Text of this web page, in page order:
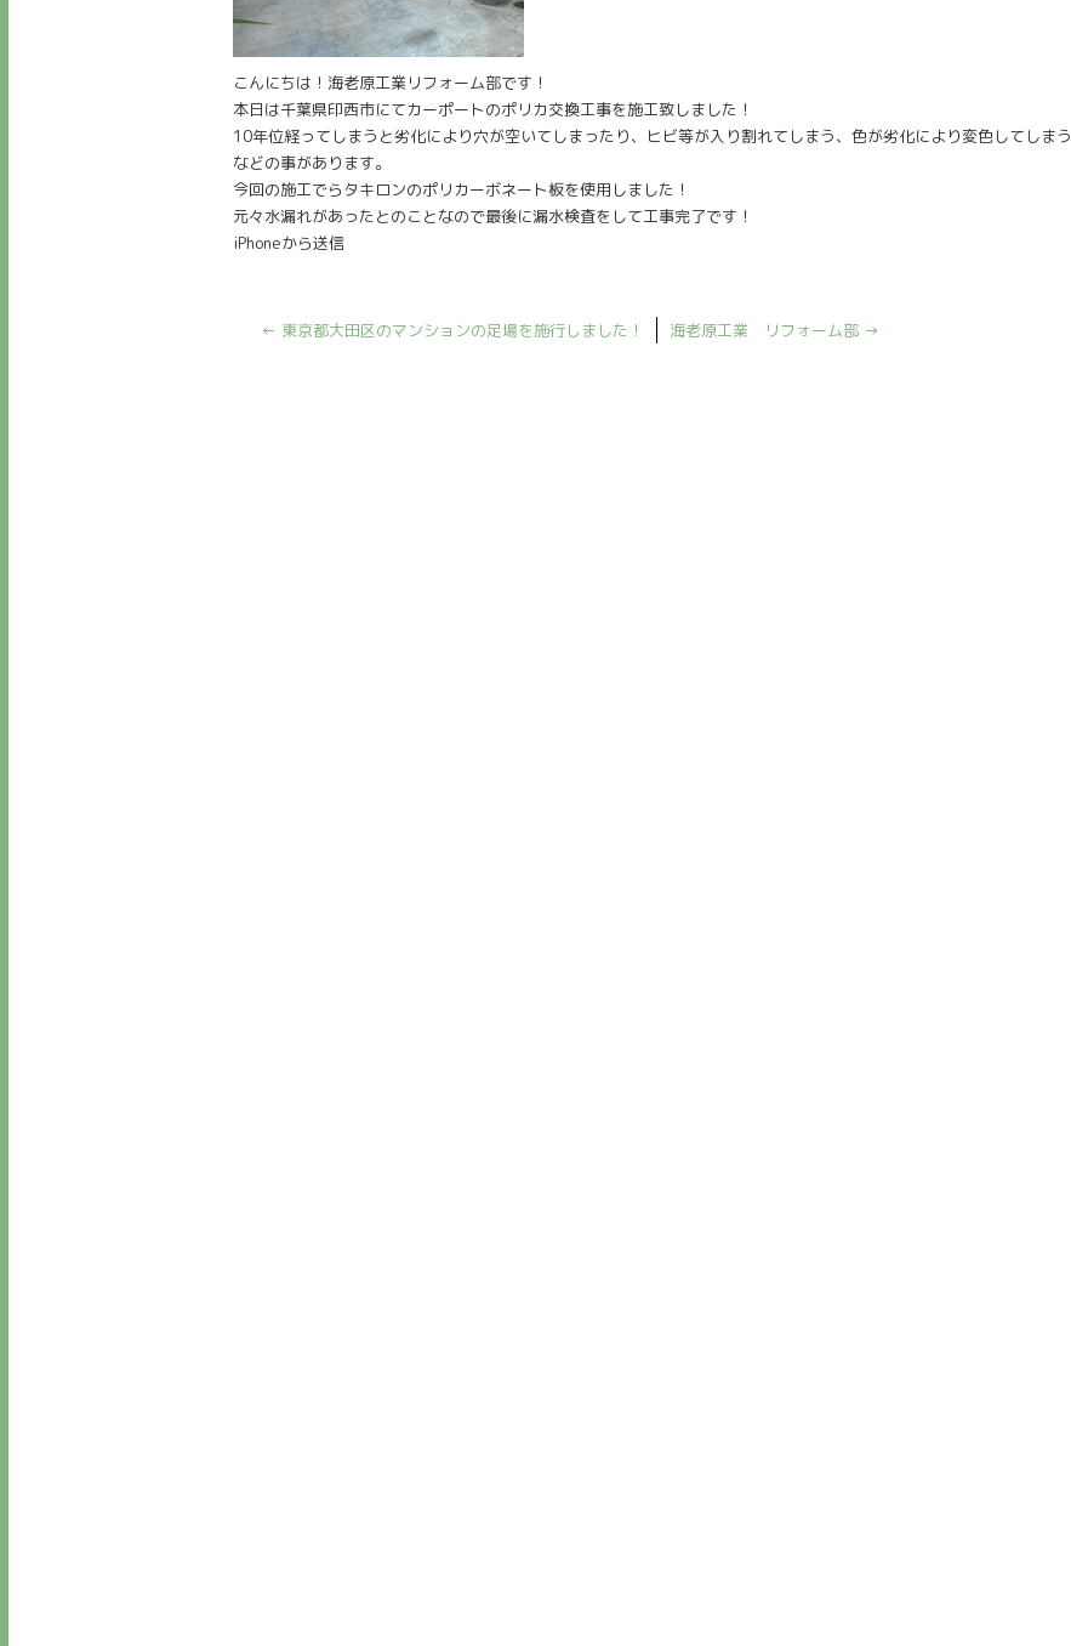
こんにちは！海老原工業リフォーム部です！
本日は千葉県印西市にてカーポートのポリカ交換工事を施工致しました！
10年位経ってしまうと劣化により穴が空いてしまったり、ヒビ等が入り割れてしまう、色が劣化により変色してしまう
などの事があります。
今回の施工でらタキロンのポリカーボネート板を使用しました！
元々水漏れがあったとのことなので最後に漏水検査をして工事完了です！
iPhoneから送信
← 東京都大田区のマンションの足場を施行しました！ 海老原工業 リフォーム部 →